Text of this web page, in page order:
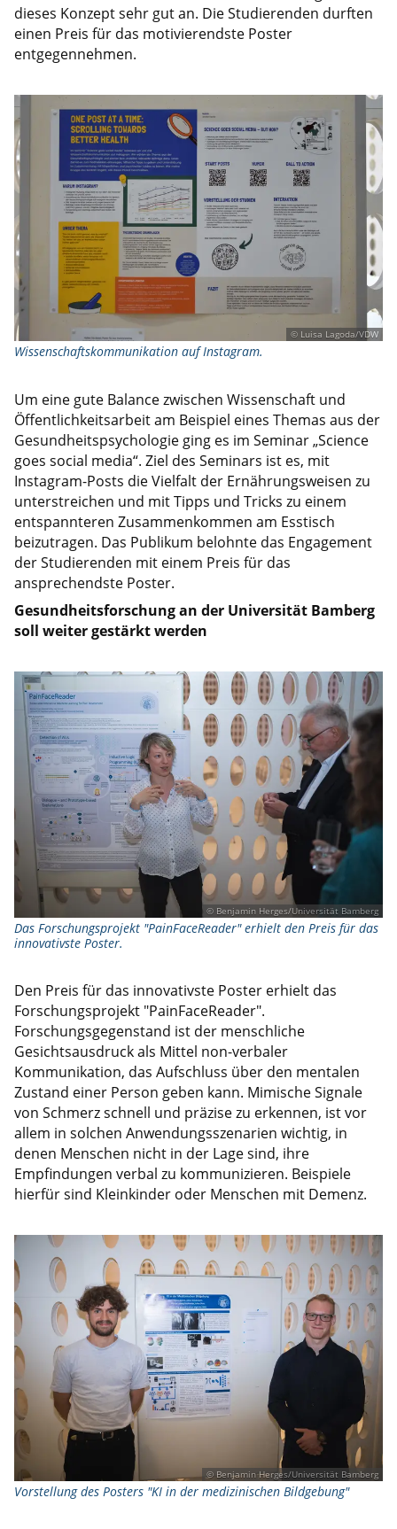
dieses Konzept sehr gut an. Die Studierenden durften
einen Preis für das motivierendste Poster
entgegennehmen.
© Luisa Lagoda/VDW
Wissenschaftskommunikation auf Instagram.
Um eine gute Balance zwischen Wissenschaft und
Öffentlichkeitsarbeit am Beispiel eines Themas aus der
Gesundheitspsychologie ging es im Seminar „Science
goes social media“. Ziel des Seminars ist es, mit
Instagram-Posts die Vielfalt der Ernährungsweisen zu
unterstreichen und mit Tipps und Tricks zu einem
entspannteren Zusammenkommen am Esstisch
beizutragen. Das Publikum belohnte das Engagement
der Studierenden mit einem Preis für das
ansprechendste Poster.
Gesundheitsforschung an der Universität Bamberg
soll weiter gestärkt werden
© Benjamin Herges/Universität Bamberg
Das Forschungsprojekt "PainFaceReader" erhielt den Preis für das
innovativste Poster.
Den Preis für das innovativste Poster erhielt das
Forschungsprojekt "PainFaceReader".
Forschungsgegenstand ist der menschliche
Gesichtsausdruck als Mittel non-verbaler
Kommunikation, das Aufschluss über den mentalen
Zustand einer Person geben kann. Mimische Signale
von Schmerz schnell und präzise zu erkennen, ist vor
allem in solchen Anwendungsszenarien wichtig, in
denen Menschen nicht in der Lage sind, ihre
Empfindungen verbal zu kommunizieren. Beispiele
hierfür sind Kleinkinder oder Menschen mit Demenz.
© Benjamin Herges/Universität Bamberg
Vorstellung des Posters "KI in der medizinischen Bildgebung"